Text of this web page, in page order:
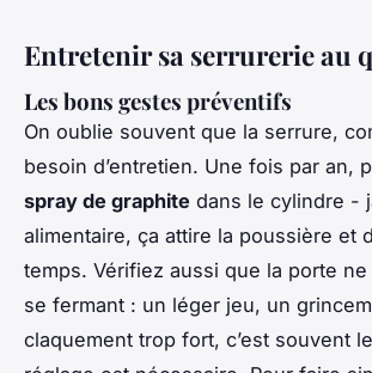
Entretenir sa serrurerie au
Les bons gestes préventifs
On oublie souvent que la serrure,
besoin d’entretien. Une fois par an,
spray de graphite dans le cylindre -
alimentaire, ça attire la poussière et
temps. Vérifiez aussi que la porte
se fermant : un léger jeu, un
claquement trop fort, c’est souvent